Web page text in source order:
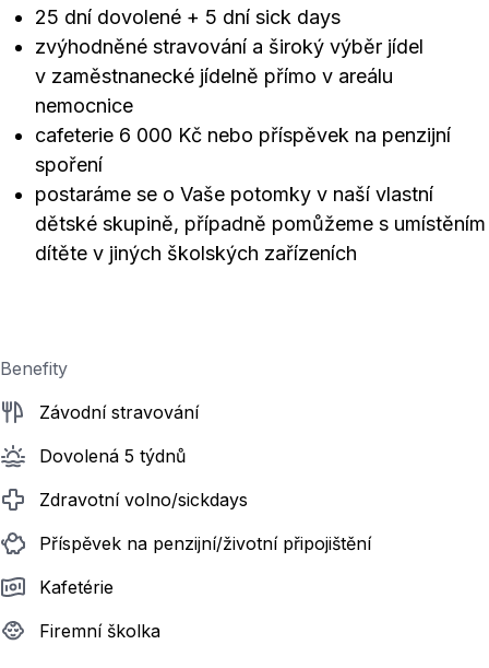
25 dní dovolené + 5 dní sick days
zvýhodněné stravování a široký výběr jídel
v zaměstnanecké jídelně přímo v areálu
nemocnice
cafeterie 6 000 Kč nebo příspěvek na penzijní
spoření
postaráme se o Vaše potomky v naší vlastní
dětské skupině, případně pomůžeme s umístěním
dítěte v jiných školských zařízeních
Benefity
Závodní stravování
Dovolená 5 týdnů
Zdravotní volno/sickdays
Příspěvek na penzijní/životní připojištění
Kafetérie
Firemní školka